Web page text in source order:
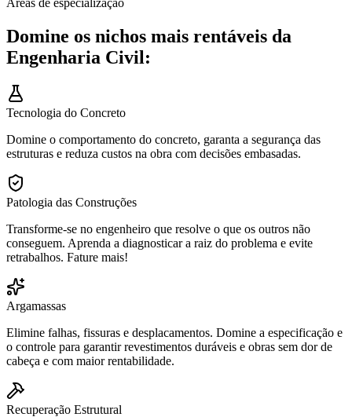
Áreas de especialização
Domine os nichos mais rentáveis da
Engenharia Civil:
Tecnologia do Concreto
Domine o comportamento do concreto, garanta a segurança das
estruturas e reduza custos na obra com decisões embasadas.
Patologia das Construções
Transforme-se no engenheiro que resolve o que os outros não
conseguem. Aprenda a diagnosticar a raiz do problema e evite
retrabalhos. Fature mais!
Argamassas
Elimine falhas, fissuras e desplacamentos. Domine a especificação e
o controle para garantir revestimentos duráveis e obras sem dor de
cabeça e com maior rentabilidade.
Recuperação Estrutural